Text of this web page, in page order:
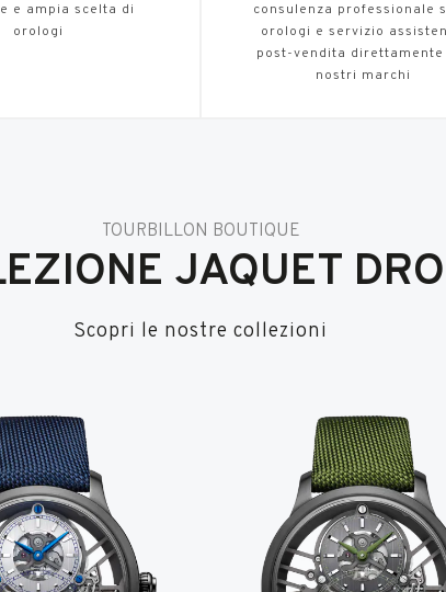
e ampia scelta di
orologi
consulenza professionale
orologi e servizio
post-vendita direttamente
nostri marchi
TOURBILLON BOUTIQUE
JAQUET
Scopri le nostre collezioni